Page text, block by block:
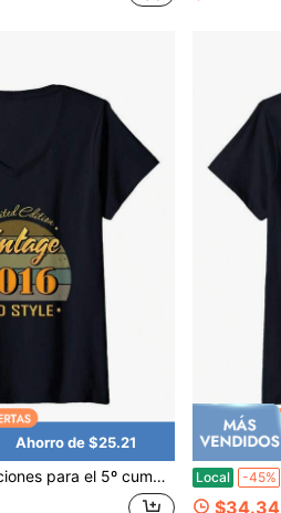
Ahorro de $25.21
cumpleaños de niñas de 5 años 2016 Vintage Fan - Camiseta Local -45%
$34.34